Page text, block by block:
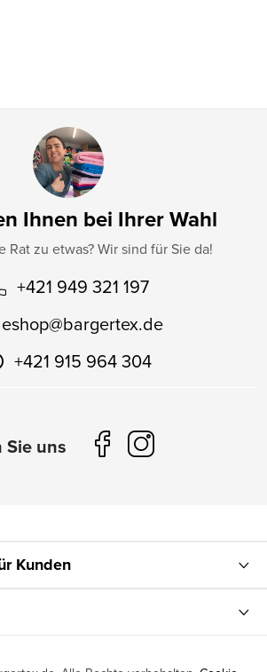
Ihnen bei Ihrer Wahl
Rat zu etwas? Wir sind für Sie da!
+421 949 321 197
eshop@bargertex.de
+421 915 964 304
Kunden